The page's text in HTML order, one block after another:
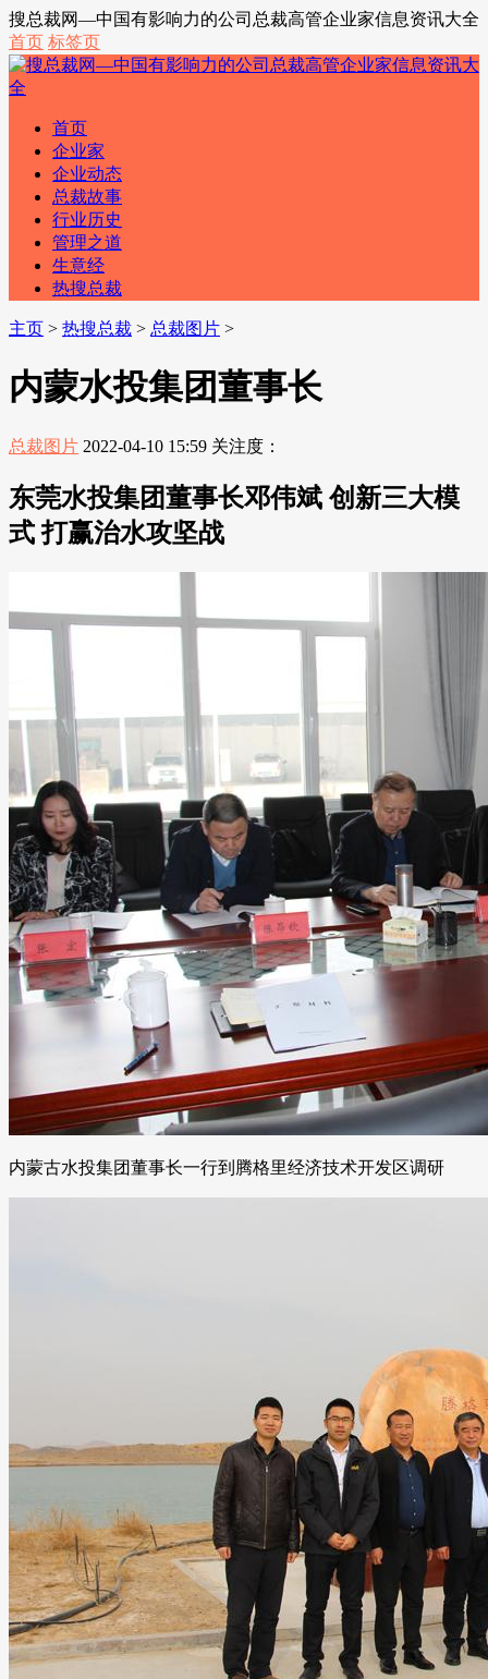
搜总裁网—中国有影响力的公司总裁高管企业家信息资讯大全
首页 标签页
首页
企业家
企业动态
总裁故事
行业历史
管理之道
生意经
热搜总裁
主页 > 热搜总裁 > 总裁图片 >
内蒙水投集团董事长
总裁图片 2022-04-10 15:59 关注度：
东莞水投集团董事长邓伟斌 创新三大模
式 打赢治水攻坚战
内蒙古水投集团董事长一行到腾格里经济技术开发区调研